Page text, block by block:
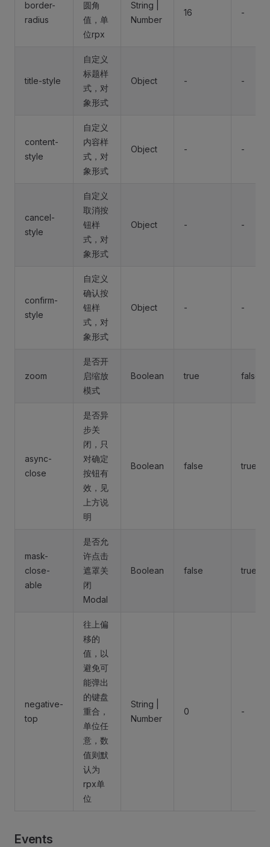
border-
radius
圆角
值，单
位rpx
String |
Number
16 -
title-style
自定义
标题样
式，对
象形式
Object - -
content-
style
自定义
内容样
式，对
象形式
Object - -
cancel-
style
自定义
取消按
钮样
式，对
象形式
Object - -
confirm-
style
自定义
确认按
钮样
式，对
象形式
Object - -
zoom
是否开
启缩放
模式
Boolean true false
async-
close
是否异
步关
闭，只
对确定
按钮有
效，见
上方说
明
Boolean false true
mask-
close-
able
是否允
许点击
遮罩关
闭
Modal
Boolean false true
negative-
top
往上偏
移的
值，以
避免可
能弹出
的键盘
重合，
单位任
意，数
值则默
认为
rpx单
位
String |
Number
0 -
Events